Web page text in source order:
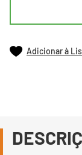
Adicionar à